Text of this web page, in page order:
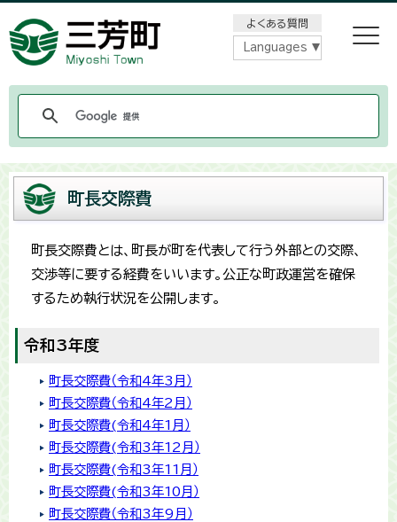
よくある質問
Languages
町長交際費
町長交際費とは、町長が町を代表して行う外部との交際、
交渉等に要する経費をいいます。公正な町政運営を確保
するため執行状況を公開します。
令和3年度
町長交際費（令和4年3月）
町長交際費（令和4年2月）
町長交際費(令和4年1月）
町長交際費(令和3年12月）
町長交際費(令和3年11月）
町長交際費(令和3年10月）
町長交際費（令和3年9月）